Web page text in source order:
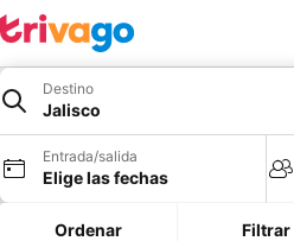
Destino
Jalisco
Entrada/salida
Elige las fechas
Ordenar Filtrar